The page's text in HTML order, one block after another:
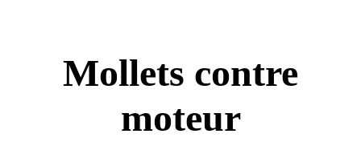
Mollets contre
moteur